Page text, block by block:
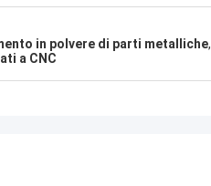
in polvere di parti metalliche,
a CNC